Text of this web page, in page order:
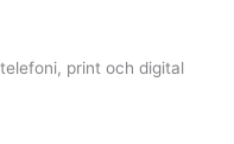
print och digital